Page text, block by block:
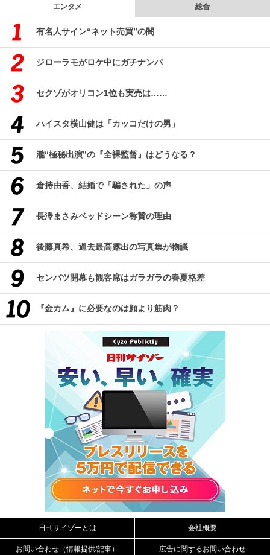
エンタメ 総合
有名人サイン“ネット売買”の闇
ジローラモがロケ中にガチナンパ
セクゾがオリコン1位も実売は……
ハイスタ横山健は「カッコだけの男」
瀧“極秘出演”の『全裸監督』はどうなる？
倉持由香、結婚で「騙された」の声
長澤まさみベッドシーン称賛の理由
後藤真希、過去最高露出の写真集が物議
センバツ開幕も観客席はガラガラの春夏格差
『金カム』に必要なのは顔より筋肉？
日刊サイゾーとは 会社概要
お問い合わせ（情報提供/記事） 広告に関するお問い合わせ